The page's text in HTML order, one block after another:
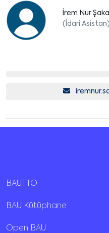
İrem Nur
(İdari Asistan)
BAUTTO
BAU Kütüphane
Open BAU